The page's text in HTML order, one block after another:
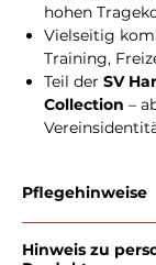
hohen
Vielseitig
Training,
Teil der SV
Collection –
Pflegehinweise
gewaschen
Hinweis zu